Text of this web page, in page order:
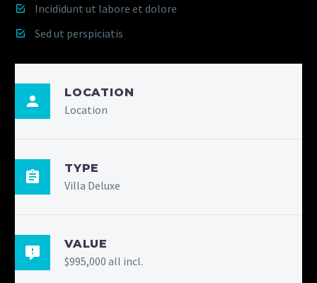
Incididunt ut labore et dolore
Sed ut perspiciatis
LOCATION
Location
TYPE
Villa Deluxe
VALUE
$995,000 all incl.